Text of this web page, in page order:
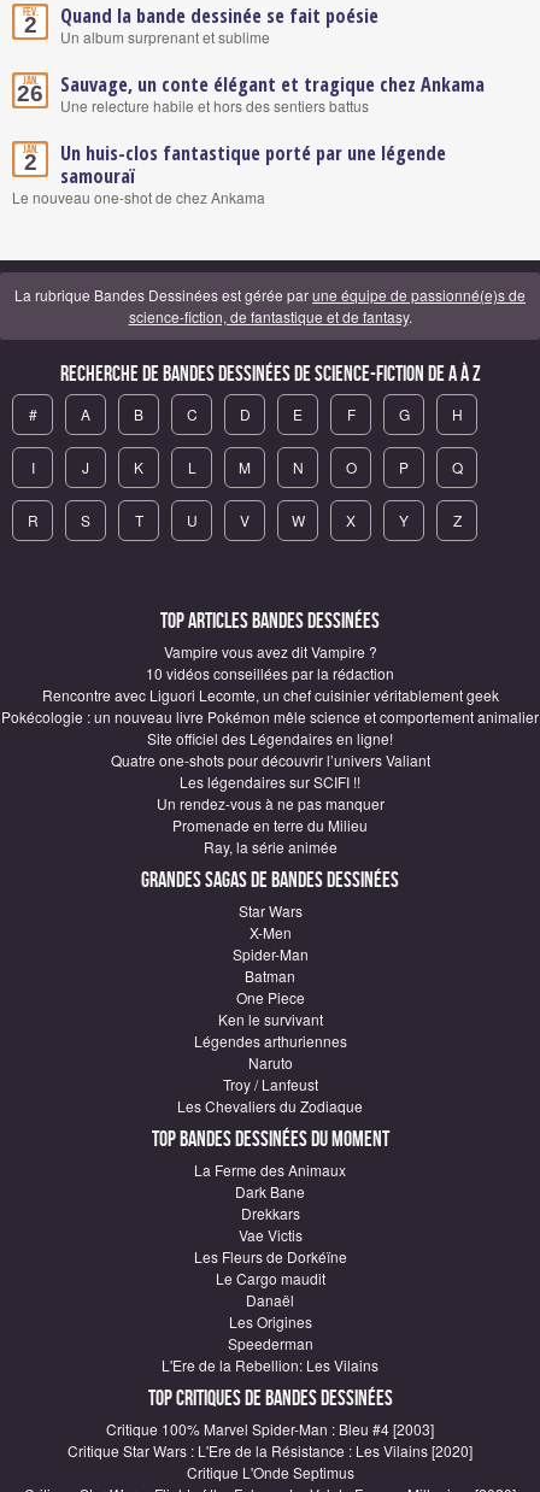
Fév.
2 Quand la bande dessinée se fait poésie
Un album surprenant et sublime
Jan.
26 Sauvage, un conte élégant et tragique chez Ankama
Une relecture habile et hors des sentiers battus
Jan.
2
Un huis-clos fantastique porté par une légende
samouraï
Le nouveau one-shot de chez Ankama
La rubrique Bandes Dessinées est gérée parune équipe de passionné(e)s de
science-fiction, de fantastique et de fantasy.
Recherche de Bandes Dessinées de science-fiction de A à Z
# A B C D E F G H
I J K L M N O P Q
R S T U V W X Y Z
Top articles Bandes Dessinées
Vampire vous avez dit Vampire ?
10 vidéos conseillées par la rédaction
Rencontre avec Liguori Lecomte, un chef cuisinier véritablement geek
Pokécologie : un nouveau livre Pokémon mêle science et comportement animalier
Site officiel des Légendaires en ligne!
Quatre one-shots pour découvrir l’univers Valiant
Les légendaires sur SCIFI !!
Un rendez-vous à ne pas manquer
Promenade en terre du Milieu
Ray, la série animée
Grandes sagas de Bandes Dessinées
Star Wars
X-Men
Spider-Man
Batman
One Piece
Ken le survivant
Légendes arthuriennes
Naruto
Troy / Lanfeust
Les Chevaliers du Zodiaque
Top Bandes Dessinées du moment
La Ferme des Animaux
Dark Bane
Drekkars
Vae Victis
Les Fleurs de Dorkéïne
Le Cargo maudit
Danaël
Les Origines
Speederman
L'Ere de la Rebellion: Les Vilains
Top critiques de Bandes Dessinées
Critique 100% Marvel Spider-Man : Bleu #4 [2003]
Critique Star Wars : L'Ere de la Résistance : Les Vilains [2020]
Critique L'Onde Septimus